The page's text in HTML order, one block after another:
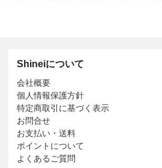
Shineiについて
会社概要
個人情報保護方針
特定商取引に基づく表示
お問合せ
お支払い・送料
ポイントについて
よくあるご質問